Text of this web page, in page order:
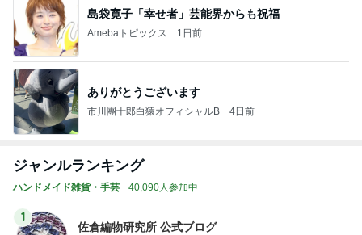
島袋寛子「幸せ者」芸能界からも祝福
Amebaトピックス 1日前
ありがとうございます
市川團十郎白猿オフィシャルB 4日前
ジャンルランキング
ハンドメイド雑貨・手芸 40,090人参加中
1
佐倉編物研究所 公式ブログ